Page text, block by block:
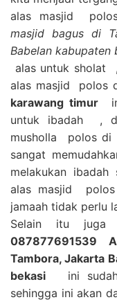
alas masjid
masjid bagus di
Babelan
alas untuk sholat
alas masjid polos
karawang timur
untuk ibadah ,
musholla polos di
sangat
melakukan
alas masjid polos
jamaah tidak perlu
Selain itu
087877691539
Tambora, Jakarta
bekasi ini sudah
sehingga ini akan